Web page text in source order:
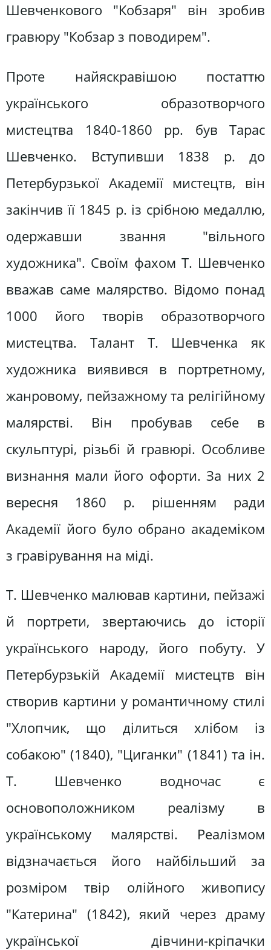
Шевченкового "Кобзаря" він зробив
гравюру "Кобзар з поводирем".
Проте найяскравішою постаттю
українського образотворчого
мистецтва 1840-1860 pp. був Тарас
Шевченко. Вступивши 1838 р. до
Петербурзької Академії мистецтв, він
закінчив її 1845 р. із срібною медаллю,
одержавши звання "вільного
художника". Своїм фахом Т. Шевченко
вважав саме малярство. Відомо понад
1000 його творів образотворчого
мистецтва. Талант Т. Шевченка як
художника виявився в портретному,
жанровому, пейзажному та релігійному
малярстві. Він пробував себе в
скульптурі, різьбі й гравюрі. Особливе
визнання мали його офорти. За них 2
вересня 1860 р. рішенням ради
Академії його було обрано академіком
з гравірування на міді.
Т. Шевченко малював картини, пейзажі
й портрети, звертаючись до історії
українського народу, його побуту. У
Петербурзькій Академії мистецтв він
створив картини у романтичному стилі
"Хлопчик, що ділиться хлібом із
собакою" (1840), "Циганки" (1841) та ін.
Т. Шевченко водночас є
основоположником реалізму в
українському малярстві. Реалізмом
відзначається його найбільший за
розміром твір олійного живопису
"Катерина" (1842), який через драму
української дівчини-кріпачки